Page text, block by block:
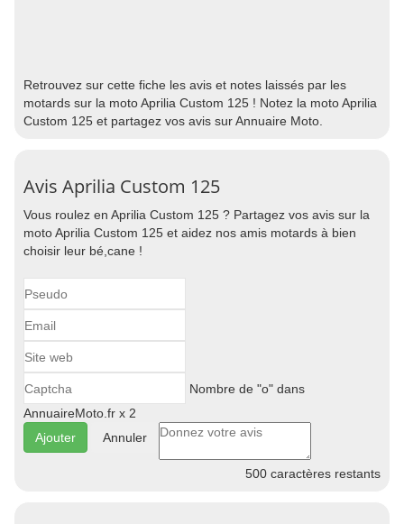
Retrouvez sur cette fiche les avis et notes laissés par les
motards sur la moto Aprilia Custom 125 ! Notez la moto Aprilia
Custom 125 et partagez vos avis sur Annuaire Moto.
Avis Aprilia Custom 125
Vous roulez en Aprilia Custom 125 ? Partagez vos avis sur la
moto Aprilia Custom 125 et aidez nos amis motards à bien
choisir leur bé,cane !
Nombre de "o" dans
AnnuaireMoto.fr x 2
Annuler
500 caractères restants